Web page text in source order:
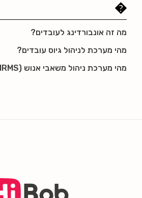
�
מה זה אונבורדינג לעובדים?
מהי מערכת לניהול גיוס עובדים?
מהי מערכת ניהול משאבי אנוש (HRMS)?